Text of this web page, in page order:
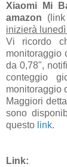
Xiaomi Mi
amazon
inizierà
Vi ricordo
monitoraggio
da 0,78",
conteggio
monitoraggio
Maggiori
sono
questo link.
Link: